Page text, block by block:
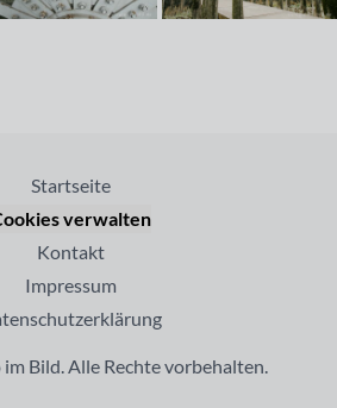
Startseite
verwalten
Kontakt
Impressum
Bild. Alle Rechte vorbehalten.